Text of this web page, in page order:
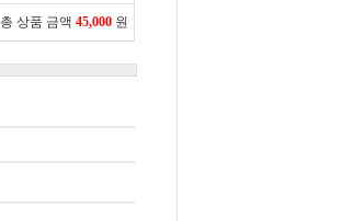
총 상품 금액 45,000 원